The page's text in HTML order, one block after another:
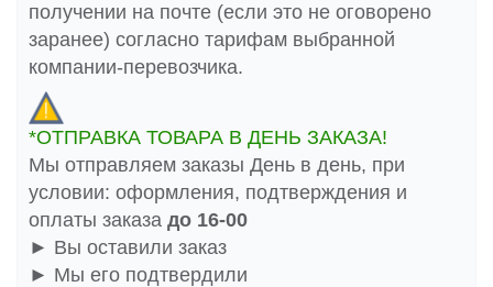
получении на почте (если это не оговорено
заранее) согласно тарифам выбранной
компании-перевозчика.
*ОТПРАВКА ТОВАРА В ДЕНЬ ЗАКАЗА!
Мы отправляем заказы День в день, при
условии: оформления, подтверждения и
оплаты заказа до 16-00
► Вы оставили заказ
► Мы его подтвердили